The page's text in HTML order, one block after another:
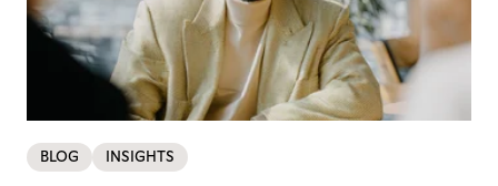
BLOG INSIGHTS